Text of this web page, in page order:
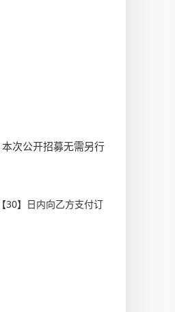
：
次公开招募无需另行
30】日内向乙方支付订